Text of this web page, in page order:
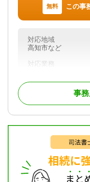
ついて知っておき
からない。
税理士法人高知さく
①相続に精通した税
で、それぞれのケ
も配意した相続税
す。
②相続に強い弁護
④高知の実家での
ください。相談者
す。
⑤高知に帰省した際
曜の相談にも対応
無料 この事
対応地域
高知市など
対応業務
遺言書 / 遺産分割 /
手続き / 戸籍収集 /
初回相談無料
事